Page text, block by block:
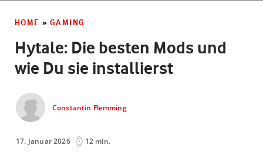
HOME » GAMING
Hytale: Die besten Mods und
wie Du sie installierst
Constantin Flemming
17. Januar 2026 12 min.